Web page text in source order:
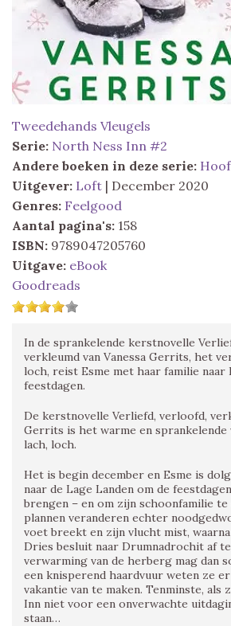
Tweedehands Vleugels
Serie: North Ness Inn #2
Andere boeken in deze serie:
Uitgever: Loft | December 2020
Genres: Feelgood
Aantal pagina's: 158
ISBN: 9789047205760
Uitgave: eBook
Goodreads
In de sprankelende kerstnovelle
verkleumd van Vanessa Gerrits, het
loch, reist Esme met haar familie naar
feestdagen.
De kerstnovelle Verliefd, verloofd,
Gerrits is het warme en
lach, loch.
Het is begin december en Esme is
naar de Lage Landen om de
brengen – en om zijn schoonfamilie
plannen veranderen echter
voet breekt en zijn vlucht mist,
Dries besluit naar Drumnadrochit af
verwarming van de herberg mag dan
een knisperend haardvuur weten ze
vakantie van te maken. Tenminste, als
Inn niet voor een onverwachte
staan…